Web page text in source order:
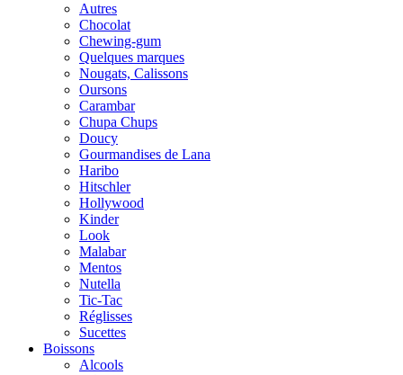
Autres
Chocolat
Chewing-gum
Quelques marques
Nougats, Calissons
Oursons
Carambar
Chupa Chups
Doucy
Gourmandises de Lana
Haribo
Hitschler
Hollywood
Kinder
Look
Malabar
Mentos
Nutella
Tic-Tac
Réglisses
Sucettes
Boissons
Alcools